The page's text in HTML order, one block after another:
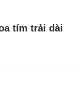
tím trải dài